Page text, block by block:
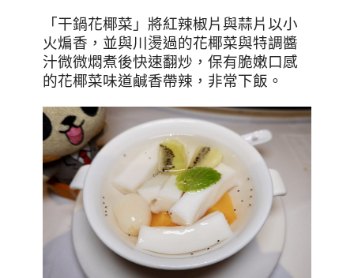
「干鍋花椰菜」將紅辣椒片與蒜片以小
火煸香，並與川燙過的花椰菜與特調醬
汁微微燜煮後快速翻炒，保有脆嫩口感
的花椰菜味道鹹香帶辣，非常下飯。